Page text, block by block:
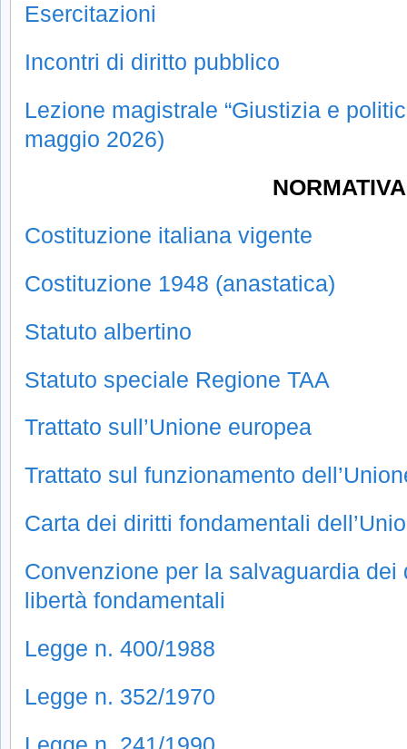
Esercitazioni
Incontri di diritto pubblico
Lezione magistrale “Giustizia e
maggio 2026)
NORMATIVA
Costituzione italiana vigente
Costituzione 1948 (anastatica)
Statuto albertino
Statuto speciale Regione TAA
Trattato sull’Unione europea
Trattato sul funzionamento
Carta dei diritti fondamentali
Convenzione per la salvaguardia dei
libertà fondamentali
Legge n. 400/1988
Legge n. 352/1970